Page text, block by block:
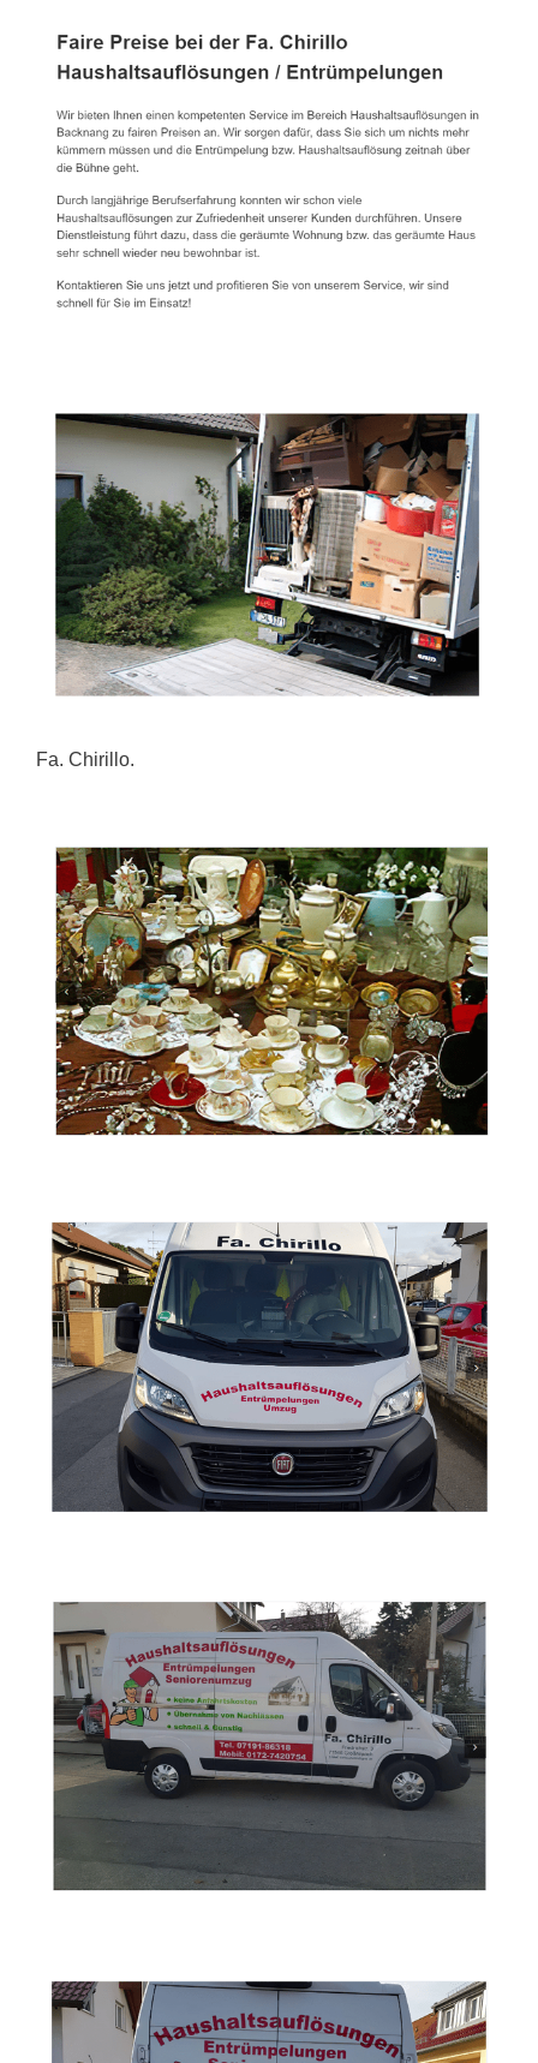
Fa. Chirillo.